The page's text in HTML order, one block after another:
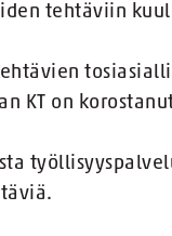
tehtäviin
KT on